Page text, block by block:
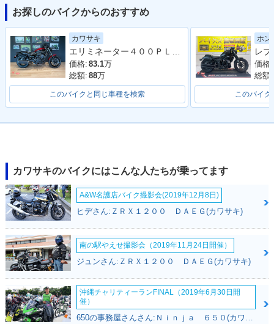
2024年 ELIMINATO
R SE・新登場
1990年 ELIMINATO
R 400 SE
1989年 ELIMINATO
R 400 SE
お探しのバイクからのおすすめ
カワサキ
価格: 83.1万
総額: 88万
このバイクと同じ車種を検索
ホン
価格:
総額:
このバイ
カワサキのバイクにはこんな人たちが乗ってます
A&W名護店バイク撮影会(2019年12月8日)
ヒデさん:ＺＲＸ１２００ ＤＡＥＧ(カワサキ)
南の駅やえせ撮影会（2019年11月24日開催）
ジュンさん:ＺＲＸ１２００ ＤＡＥＧ(カワサキ)
沖縄チャリティーランFINAL（2019年6月30日開
催）